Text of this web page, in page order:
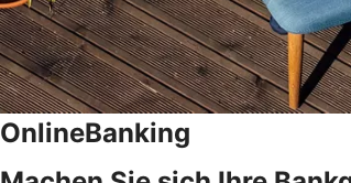
OnlineBanking